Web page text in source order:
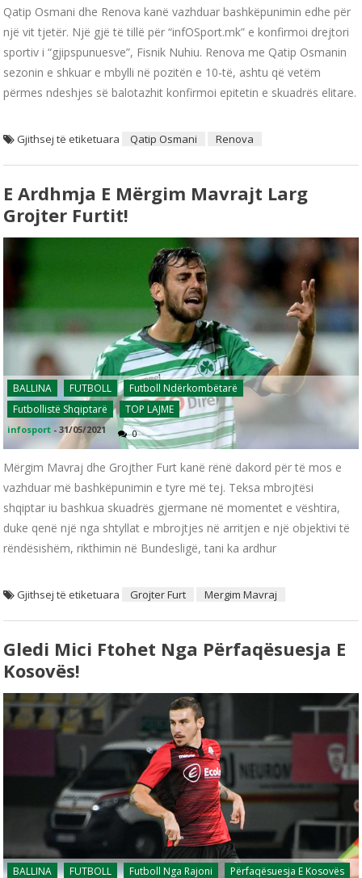
Qatip Osmani dhe Renova kanë vazhduar bashkëpunimin edhe për
një vit tjetër. Një gjë të tillë për “infOSport.mk” e konfirmoi drejtori
sportiv i “gjipspunuesve”, Fisnik Nuhiu. Renova me Qatip Osmanin
sezonin e shkuar e mbylli në pozitën e 10-të, ashtu që vetëm
përmes ndeshjes së balotazhit konfirmoi epitetin e skuadrës elitare.
Gjithsej të etiketuara Qatip Osmani Renova
E Ardhmja E Mërgim Mavrajt Larg
Grojter Furtit!
BALLINA FUTBOLL
Futboll Ndërkombëtarë
Futbollistë Shqiptarë
TOP LAJME
infosport -31/05/2021 0
Mërgim Mavraj dhe Grojther Furt kanë rënë dakord për të mos e
vazhduar më bashkëpunimin e tyre më tej. Teksa mbrojtësi
shqiptar iu bashkua skuadrës gjermane në momentet e vështira,
duke qenë një nga shtyllat e mbrojtjes në arritjen e një objektivi të
rëndësishëm, rikthimin në Bundesligë, tani ka ardhur
Gjithsej të etiketuara Grojter Furt Mergim Mavraj
Gledi Mici Ftohet Nga Përfaqësuesja E
Kosovës!
BALLINA FUTBOLL Futboll Nga Rajoni
Përfaqësuesja E Kosovës